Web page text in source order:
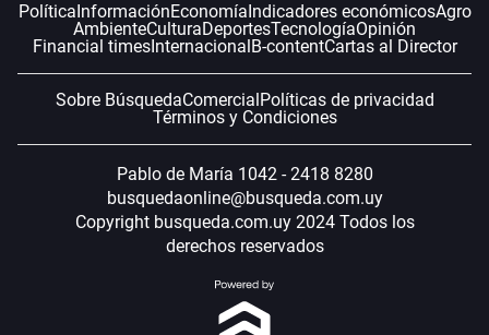
Política InformaciónEconomía Indicadores económicosAgro
AmbienteCulturaDeportesTecnologíaOpinión
Financial timesInternacional B-contentCartas al Director
Sobre BúsquedaComercial Políticas de privacidad
Términos y Condiciones
Pablo de María 1042 - 2418 8280
busquedaonline@busqueda.com.uy
Copyright busqueda.com.uy 2024 Todos los
derechos reservados